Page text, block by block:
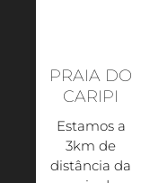
PRAIA DO
CARIPI
Estamos a
3km de
distância da